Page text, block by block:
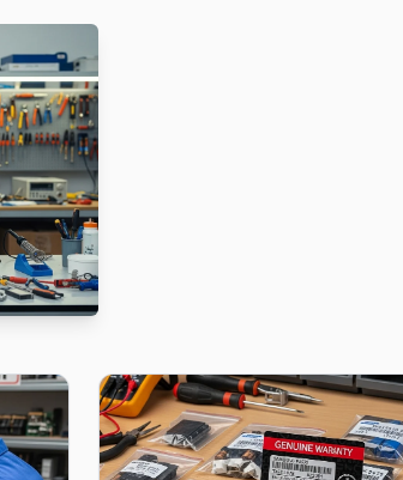
— ekibimiz 90 dakika içinde kapınızda.
ile geliyor, çoğu arıza yerinde çözülüyor.